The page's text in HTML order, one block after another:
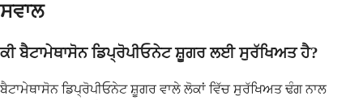
ਸਵਾਲ
ਕੀ ਬੈਟਾਮੇਥਾਸੋਨ ਡਿਪ੍ਰੋਪੀਓਨੇਟ ਸ਼ੂਗਰ ਲਈ ਸੁਰੱਖਿਅਤ ਹੈ?
ਬੈਟਾਮੇਥਾਸੋਨ ਡਿਪ੍ਰੋਪੀਓਨੇਟ ਸ਼ੂਗਰ ਵਾਲੇ ਲੋਕਾਂ ਵਿੱਚ ਸੁਰੱਖਿਅਤ ਢੰਗ ਨਾਲ